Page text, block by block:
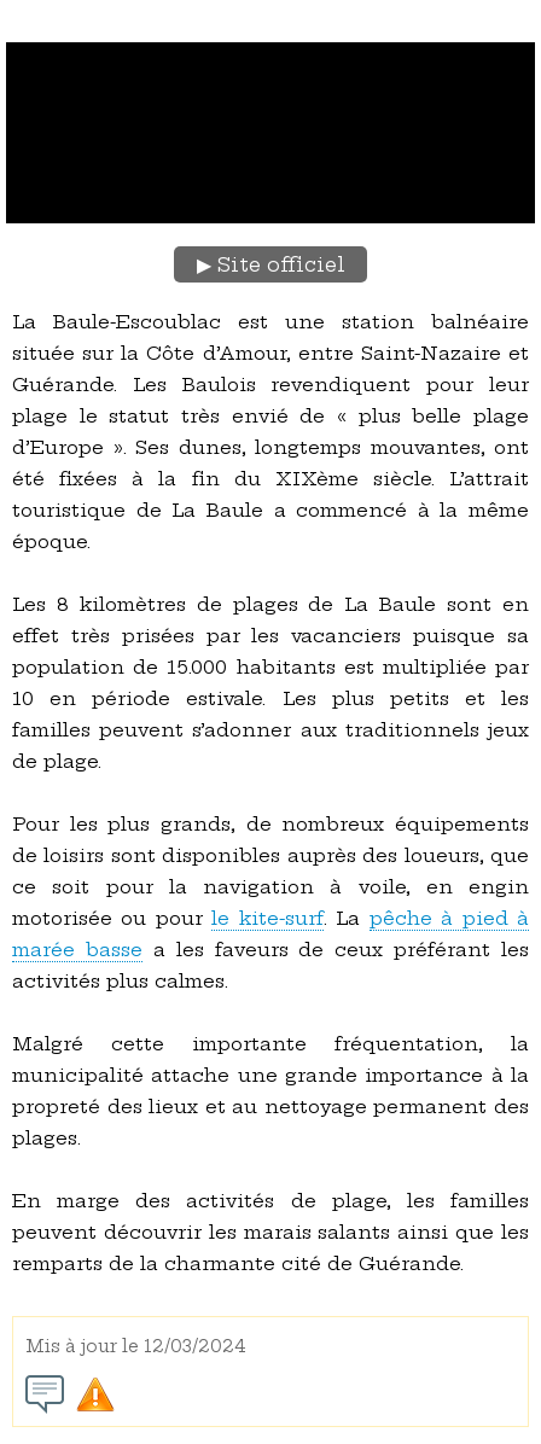
Site officiel
La Baule-Escoublac est une station balnéaire
située sur la Côte d’Amour, entre Saint-Nazaire et
Guérande. Les Baulois revendiquent pour leur
plage le statut très envié de « plus belle plage
d’Europe ». Ses dunes, longtemps mouvantes, ont
été fixées à la fin du XIXème siècle. L’attrait
touristique de La Baule a commencé à la même
époque.
Les 8 kilomètres de plages de La Baule sont en
effet très prisées par les vacanciers puisque sa
population de 15.000 habitants est multipliée par
10 en période estivale. Les plus petits et les
familles peuvent s’adonner aux traditionnels jeux
de plage.
Pour les plus grands, de nombreux équipements
de loisirs sont disponibles auprès des loueurs, que
ce soit pour la navigation à voile, en engin
motorisée ou pourle kite-surf. La pêche à pied à
marée basse a les faveurs de ceux préférant les
activités plus calmes.
Malgré cette importante fréquentation, la
municipalité attache une grande importance à la
propreté des lieux et au nettoyage permanent des
plages.
En marge des activités de plage, les familles
peuvent découvrir les marais salants ainsi que les
remparts de la charmante cité de Guérande.
Mis à jour le 12/03/2024